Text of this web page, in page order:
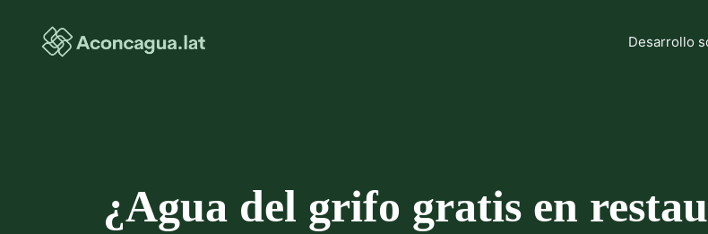
contenido
Desarrollo
¿Agua del grifo gratis en